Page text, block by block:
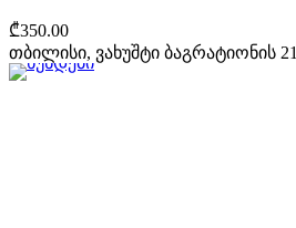
₾350.00
თბილისი, ვახუშტი ბაგრატიონის 21